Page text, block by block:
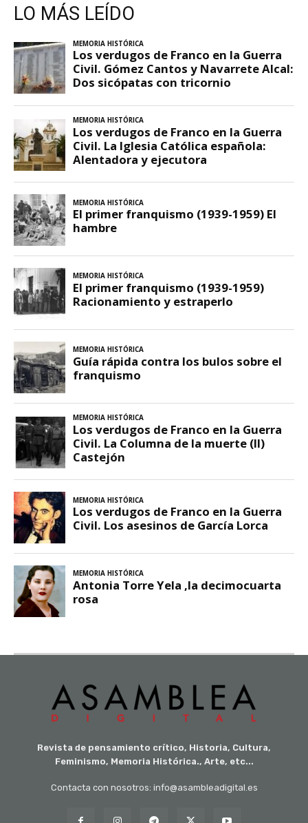
LO MÁS LEÍDO
Revista de pensamiento crítico, Historia, Cultura,
Feminismo, Memoria Histórica., Arte, etc...
Contacta con nosotros: info@asambleadigital.es